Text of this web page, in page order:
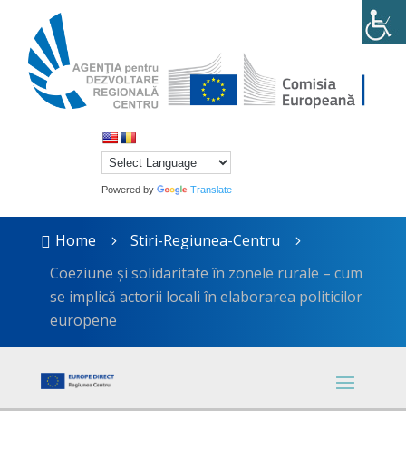
Powered by Translate
 Home 5 Stiri-Regiunea-Centru 5
Coeziune și solidaritate în zonele rurale – cum
se implică actorii locali în elaborarea politicilor
europene